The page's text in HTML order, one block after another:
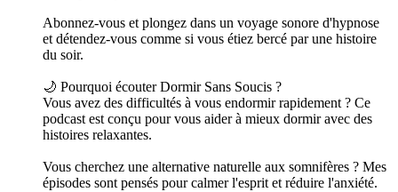
Abonnez-vous et plongez dans un voyage sonore d'hypnose
et détendez-vous comme si vous étiez bercé par une histoire
du soir.
🌙 Pourquoi écouter Dormir Sans Soucis ?
Vous avez des difficultés à vous endormir rapidement ? Ce
podcast est conçu pour vous aider à mieux dormir avec des
histoires relaxantes.
Vous cherchez une alternative naturelle aux somnifères ? Mes
épisodes sont pensés pour calmer l'esprit et réduire l'anxiété.